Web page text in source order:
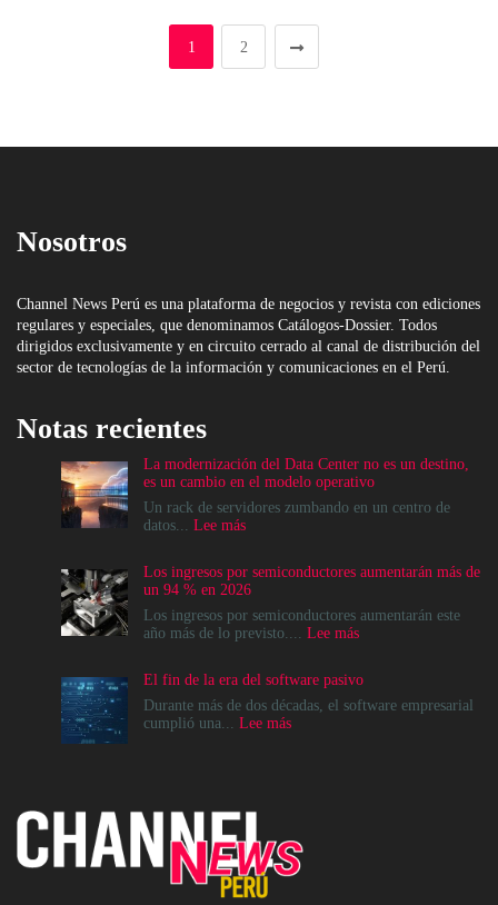
1 2
Nosotros
Channel News Perú es una plataforma de negocios y revista con ediciones
regulares y especiales, que denominamos Catálogos-Dossier. Todos
dirigidos exclusivamente y en circuito cerrado al canal de distribución del
sector de tecnologías de la información y comunicaciones en el Perú.
Notas recientes
La modernización del Data Center no es un destino,
es un cambio en el modelo operativo
Un rack de servidores zumbando en un centro de
datos... Lee más:
del
Data
Center
no
destino,
es
un
operativo
Los ingresos por semiconductores aumentarán más de
un 94 % en 2026
Los ingresos por semiconductores aumentarán este
año más de lo previsto.... Lee más:
por
semiconductores
El fin de la era del software pasivo
Durante más de dos décadas, el software empresarial
cumplió una... Lee más:
software
pasivo